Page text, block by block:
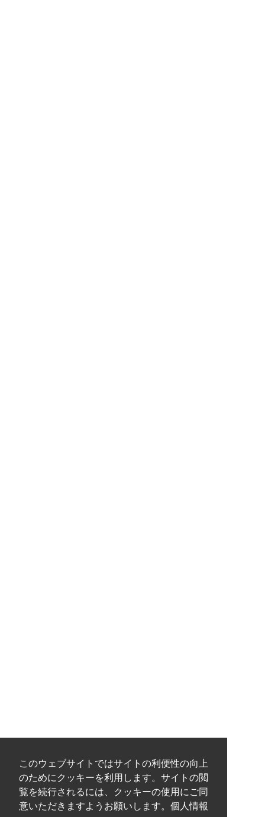
このウェブサイトではサイトの利便性の向上
のためにクッキーを利用します。サイトの閲
覧を続行されるには、クッキーの使用にご同
意いただきますようお願いします。個人情報